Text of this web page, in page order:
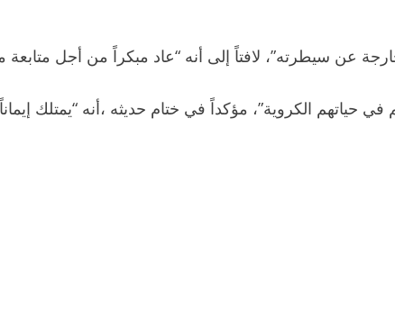
عن سيطرته”، لافتاً إلى أنه “عاد مبكراً من أجل متابعة
حياتهم الكروية”، مؤكداً في ختام حديثه ،أنه “يمتلك